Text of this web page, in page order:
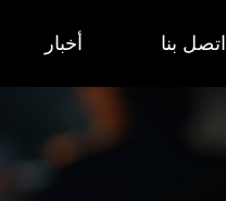
أخبار اتصل بنا